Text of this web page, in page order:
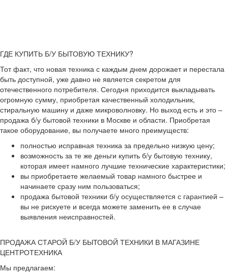
ГДЕ КУПИТЬ Б/У БЫТОВУЮ ТЕХНИКУ?
Тот факт, что новая техника с каждым днем дорожает и перестала
быть доступной, уже давно не является секретом для
отечественного потребителя. Сегодня приходится выкладывать
огромную сумму, приобретая качественный холодильник,
стиральную машину и даже микроволновку. Но выход есть и это –
продажа б/у бытовой техники в Москве и области. Приобретая
такое оборудование, вы получаете много преимуществ:
полностью исправная техника за предельно низкую цену;
возможность за те же деньги купить б/у бытовую технику,
которая имеет намного лучшие технические характеристики;
вы приобретаете желаемый товар намного быстрее и
начинаете сразу ним пользоваться;
продажа бытовой техники б/у осуществляется с гарантией –
вы не рискуете и всегда можете заменить ее в случае
выявления неисправностей.
ПРОДАЖА СТАРОЙ Б/У БЫТОВОЙ ТЕХНИКИ В МАГАЗИНЕ
ЦЕНТРОТЕХНИКА
Мы предлагаем: